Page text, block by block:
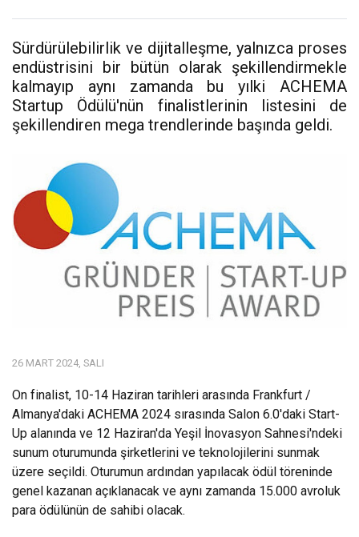
Sürdürülebilirlik ve dijitalleşme, yalnızca proses
endüstrisini bir bütün olarak şekillendirmekle
kalmayıp aynı zamanda bu yılki ACHEMA
Startup Ödülü'nün finalistlerinin listesini de
şekillendiren mega trendlerinde başında geldi.
26 MART 2024, SALI
On finalist, 10-14 Haziran tarihleri arasında Frankfurt /
Almanya'daki ACHEMA 2024 sırasında Salon 6.0'daki Start-
Up alanında ve 12 Haziran'da Yeşil İnovasyon Sahnesi'ndeki
sunum oturumunda şirketlerini ve teknolojilerini sunmak
üzere seçildi. Oturumun ardından yapılacak ödül töreninde
genel kazanan açıklanacak ve aynı zamanda 15.000 avroluk
para ödülünün de sahibi olacak.